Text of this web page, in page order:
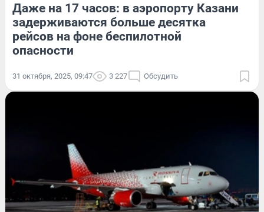
Даже на 17 часов: в аэропорту Казани
задерживаются больше десятка
рейсов на фоне беспилотной
опасности
31 октября, 2025, 09:47 3 227 Обсудить